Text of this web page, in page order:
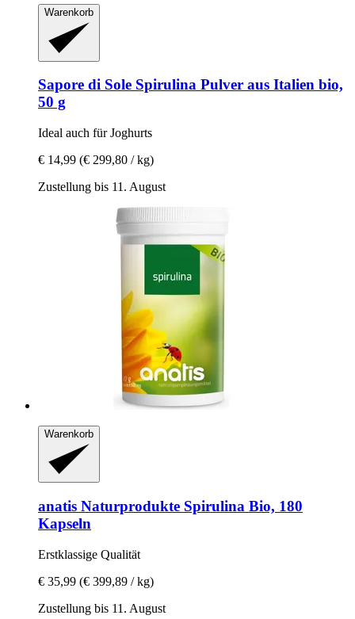
Warenkorb
Sapore di Sole Spirulina Pulver aus Italien bio,
50 g
Ideal auch für Joghurts
€ 14,99 (€ 299,80 / kg)
Zustellung bis 11. August
Warenkorb
anatis Naturprodukte Spirulina Bio, 180
Kapseln
Erstklassige Qualität
€ 35,99 (€ 399,89 / kg)
Zustellung bis 11. August